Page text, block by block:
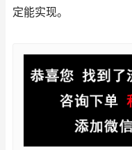
定能实现。